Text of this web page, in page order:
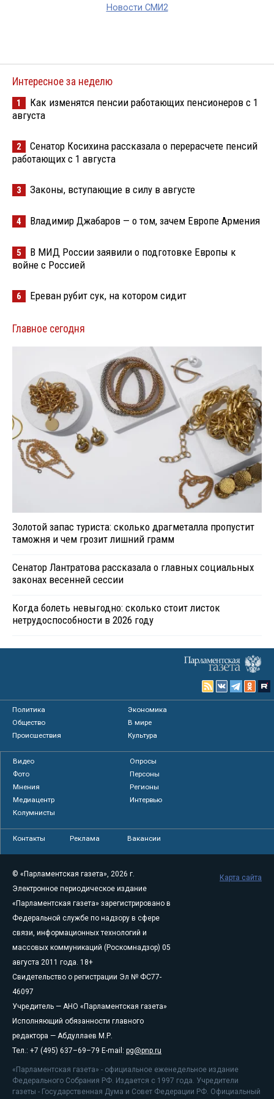
Новости СМИ2
Интересное за неделю
1
Как изменятся пенсии работающих пенсионеров с 1
августа
2
Сенатор Косихина рассказала о перерасчете пенсий
работающих с 1 августа
3 Законы, вступающие в силу в августе
4 Владимир Джабаров — о том, зачем Европе Армения
5
В МИД России заявили о подготовке Европы к
войне с Россией
6 Ереван рубит сук, на котором сидит
Главное сегодня
Золотой запас туриста: сколько драгметалла пропустит
таможня и чем грозит лишний грамм
Сенатор Лантратова рассказала о главных социальных
законах весенней сессии
Когда болеть невыгодно: сколько стоит листок
нетрудоспособности в 2026 году
Политика
Экономика
Общество
В мире
Происшествия
Культура
Видео
Опросы
Фото
Персоны
Мнения
Регионы
Медиацентр
Интервью
Колумнисты
Контакты Реклама Вакансии
© «Парламентская газета», 2026 г.
Электронное периодическое издание
«Парламентская газета» зарегистрировано в
Федеральной службе по надзору в сфере
связи, информационных технологий и
массовых коммуникаций (Роскомнадзор) 05
августа 2011 года. 18+
Свидетельство о регистрации Эл № ФС77-
46097
Учредитель — АНО «Парламентская газета»
Исполняющий обязанности главного
редактора — Абдуллаев М.Р.
Тел.: +7 (495) 637–69–79 E-mail: pg@pnp.ru
«Парламентская газета» - официальное еженедельное издание
Федерального Собрания РФ. Издается с 1997 года. Учредители
газеты - Государственная Дума и Совет Федерации РФ. Официальный
Карта сайта